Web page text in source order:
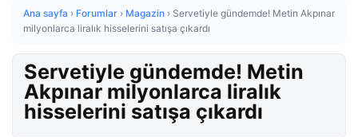
Ana sayfa › Forumlar › Magazin › Servetiyle gündemde! Metin Akpınar
milyonlarca liralık hisselerini satışa çıkardı
Servetiyle gündemde! Metin
Akpınar milyonlarca liralık
hisselerini satışa çıkardı